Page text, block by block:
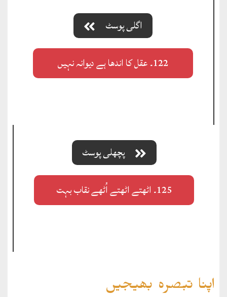
اگلی پوسٹ
122۔ عقل کا اندھا ہے دیوانہ نہیں
پچھلی پوسٹ
125۔ اٹھتے اٹھتے اُٹھے نقاب بہت
اپنا تبصرہ بھیجیں